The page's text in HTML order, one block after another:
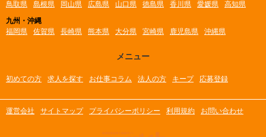
鳥取県
島根県 岡山県 広島県 山口県 徳島県 香川県 愛媛県 高知県
九州・沖縄
福岡県
佐賀県 長崎県 熊本県 大分県 宮崎県 鹿児島県 沖縄県
メニュー
初めての方 求人を探す お仕事コラム 法人の方 キープ 応募登録
運営会社 サイトマップ プライバシーポリシー 利用規約 お問い合わせ